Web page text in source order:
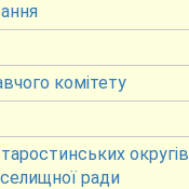
комітету
округів
ради